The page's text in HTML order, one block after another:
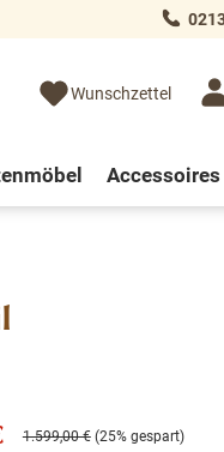
Wunschzettel
Accessoires
1.599,00 € (25% gespart)